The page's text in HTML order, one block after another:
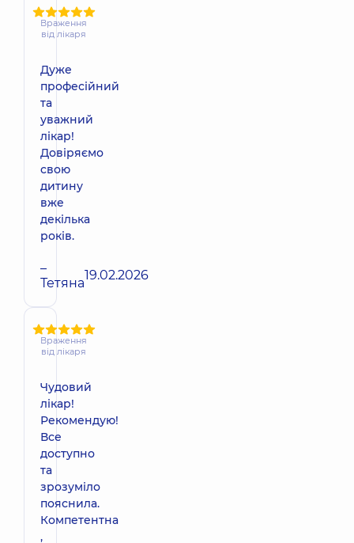
Враження
від лікаря
Дуже
професійний
та
уважний
лікар!
Довіряємо
свою
дитину
вже
декілька
років.
–
Тетяна19.02.2026
Враження
від лікаря
Чудовий
лікар!
Рекомендую!
Все
доступно
та
зрозуміло
пояснила.
Компетентна
,